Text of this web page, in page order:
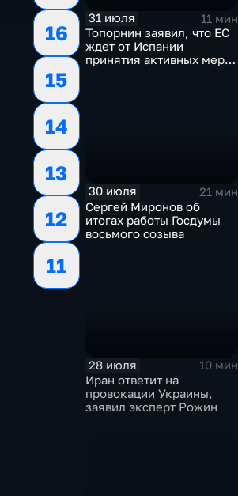
16
15
14
13
12
11
31 июля
11 мин
Топорнин заявил, что ЕС
ждет от Испании
принятия активных мер
30 июля
21 мин
Сергей Миронов об
итогах работы Госдумы
восьмого созыва
28 июля
10 мин
Иран ответит на
провокации Украины,
заявил эксперт Рожин